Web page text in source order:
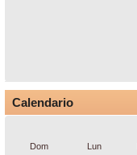
Calendario
Dom
Lun